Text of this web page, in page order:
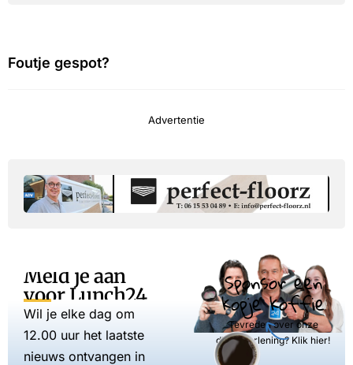
Foutje gespot?
Advertentie
Meld je aan
voor Lunch24
Wil je elke dag om
12.00 uur het laatste
nieuws ontvangen in
Sponsor een
kopje koffie
Tevreden over onze
dienstverlening? Klik hier!